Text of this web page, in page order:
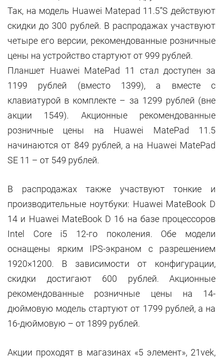
Так, на модель Huawei Matepad 11.5”S действуют
скидки до 300 рублей. В распродажах участвуют
четыре его версии, рекомендованные розничные
цены на устройство стартуют от 999 рублей.
Планшет Huawei MatePad 11 стал доступен за
1199 рублей (вместо 1399), а вместе с
клавиатурой в комплекте – за 1299 рублей (вне
акции 1549). Акционные рекомендованные
розничные цены на Huawei MatePad 11.5
начинаются от 849 рублей, а на Huawei MatePad
SE 11 – от 549 рублей.
В распродажах также участвуют тонкие и
производительные ноутбуки: Huawei MateBook D
14 и Huawei MateBook D 16 на базе процессоров
Intel Core i5 12-го поколения. Обе модели
оснащены ярким IPS-экраном с разрешением
1920×1200. В зависимости от конфигурации,
скидки достигают 600 рублей. Акционные
рекомендованные розничные цены на 14-
дюймовую модель стартуют от 1799 рублей, а на
16-дюймовую – от 1899 рублей.
Акции проходят в магазинах «5 элемент», 21vek,